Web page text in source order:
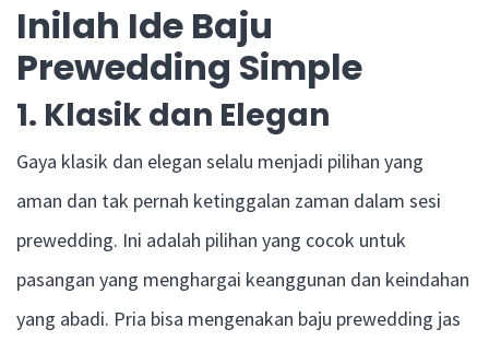
Inilah Ide Baju
Prewedding Simple
1. Klasik dan Elegan
Gaya klasik dan elegan selalu menjadi pilihan yang
aman dan tak pernah ketinggalan zaman dalam sesi
prewedding. Ini adalah pilihan yang cocok untuk
pasangan yang menghargai keanggunan dan keindahan
yang abadi. Pria bisa mengenakan baju prewedding jas